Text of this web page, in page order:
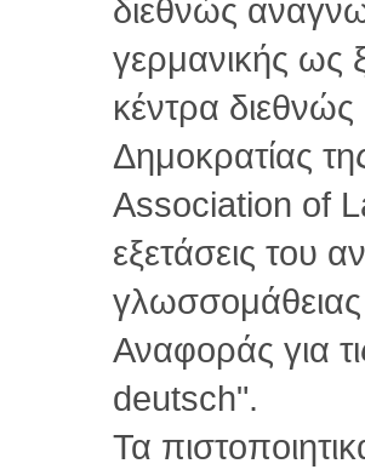
διεθνώς
γερμανικής ως
κέντρα διεθνώς
Δημοκρατίας
Association of
εξετάσεις του
Αναφοράς για
deutsch".
Τα